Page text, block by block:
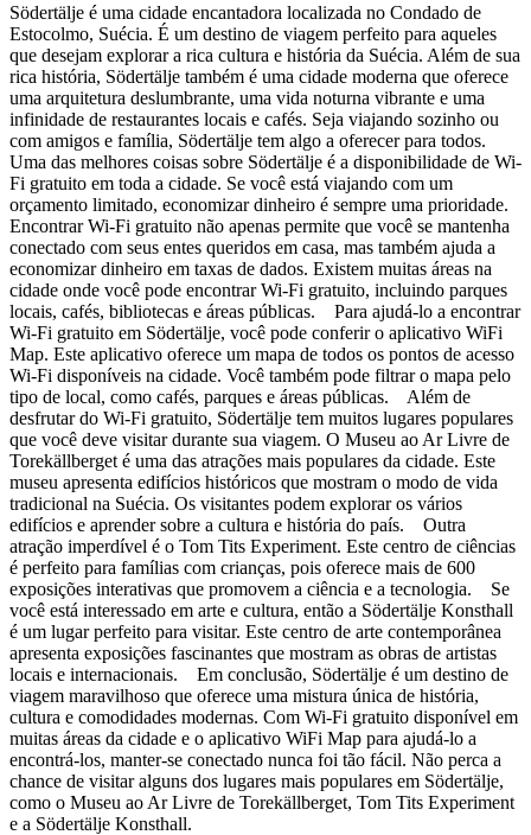
Södertälje é uma cidade encantadora localizada no Condado de
Estocolmo, Suécia. É um destino de viagem perfeito para aqueles
que desejam explorar a rica cultura e história da Suécia. Além de sua
rica história, Södertälje também é uma cidade moderna que oferece
uma arquitetura deslumbrante, uma vida noturna vibrante e uma
infinidade de restaurantes locais e cafés. Seja viajando sozinho ou
com amigos e família, Södertälje tem algo a oferecer para todos.
Uma das melhores coisas sobre Södertälje é a disponibilidade de Wi-
Fi gratuito em toda a cidade. Se você está viajando com um
orçamento limitado, economizar dinheiro é sempre uma prioridade.
Encontrar Wi-Fi gratuito não apenas permite que você se mantenha
conectado com seus entes queridos em casa, mas também ajuda a
economizar dinheiro em taxas de dados. Existem muitas áreas na
cidade onde você pode encontrar Wi-Fi gratuito, incluindo parques
locais, cafés, bibliotecas e áreas públicas. Para ajudá-lo a encontrar
Wi-Fi gratuito em Södertälje, você pode conferir o aplicativo WiFi
Map. Este aplicativo oferece um mapa de todos os pontos de acesso
Wi-Fi disponíveis na cidade. Você também pode filtrar o mapa pelo
tipo de local, como cafés, parques e áreas públicas. Além de
desfrutar do Wi-Fi gratuito, Södertälje tem muitos lugares populares
que você deve visitar durante sua viagem. O Museu ao Ar Livre de
Torekällberget é uma das atrações mais populares da cidade. Este
museu apresenta edifícios históricos que mostram o modo de vida
tradicional na Suécia. Os visitantes podem explorar os vários
edifícios e aprender sobre a cultura e história do país. Outra
atração imperdível é o Tom Tits Experiment. Este centro de ciências
é perfeito para famílias com crianças, pois oferece mais de 600
exposições interativas que promovem a ciência e a tecnologia. Se
você está interessado em arte e cultura, então a Södertälje Konsthall
é um lugar perfeito para visitar. Este centro de arte contemporânea
apresenta exposições fascinantes que mostram as obras de artistas
locais e internacionais. Em conclusão, Södertälje é um destino de
viagem maravilhoso que oferece uma mistura única de história,
cultura e comodidades modernas. Com Wi-Fi gratuito disponível em
muitas áreas da cidade e o aplicativo WiFi Map para ajudá-lo a
encontrá-los, manter-se conectado nunca foi tão fácil. Não perca a
chance de visitar alguns dos lugares mais populares em Södertälje,
como o Museu ao Ar Livre de Torekällberget, Tom Tits Experiment
e a Södertälje Konsthall.